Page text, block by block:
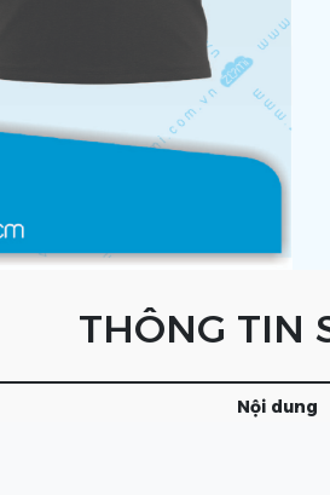
THÔNG TIN
Nội dung